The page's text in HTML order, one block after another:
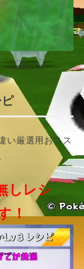
い厳選用おスス
しレシ
！